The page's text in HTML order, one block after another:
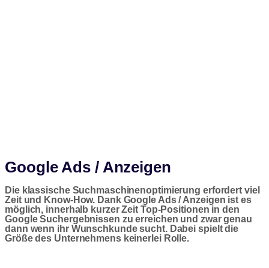
Google Ads / Anzeigen
Die klassische Suchmaschinenoptimierung erfordert viel
Zeit und Know-How. Dank Google Ads / Anzeigen ist es
möglich, innerhalb kurzer Zeit Top-Positionen in den
Google Suchergebnissen zu erreichen und zwar genau
dann wenn ihr Wunschkunde sucht. Dabei spielt die
Größe des Unternehmens keinerlei Rolle.